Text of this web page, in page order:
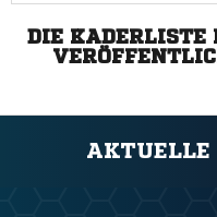
DIE KADERLISTE
AKTUELLE